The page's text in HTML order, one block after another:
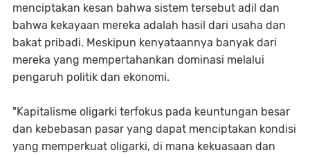
menciptakan kesan bahwa sistem tersebut adil dan
bahwa kekayaan mereka adalah hasil dari usaha dan
bakat pribadi. Meskipun kenyataannya banyak dari
mereka yang mempertahankan dominasi melalui
pengaruh politik dan ekonomi.
"Kapitalisme oligarki terfokus pada keuntungan besar
dan kebebasan pasar yang dapat menciptakan kondisi
yang memperkuat oligarki, di mana kekuasaan dan